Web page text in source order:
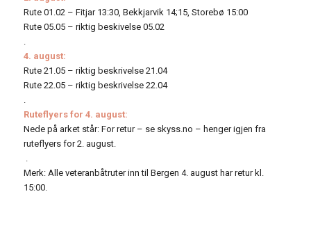
Rute 01.02 – Fitjar 13:30, Bekkjarvik 14;15, Storebø 15:00
Rute 05.05 – riktig beskivelse 05.02
4. august:
Rute 21.05 – riktig beskrivelse 21.04
Rute 22.05 – riktig beskrivelse 22.04
Ruteflyers for 4. august:
Nede på arket står: For retur – se skyss.no – henger igjen fra
ruteflyers for 2. august.
Merk: Alle veteranbåtruter inn til Bergen 4. august har retur kl.
15:00.